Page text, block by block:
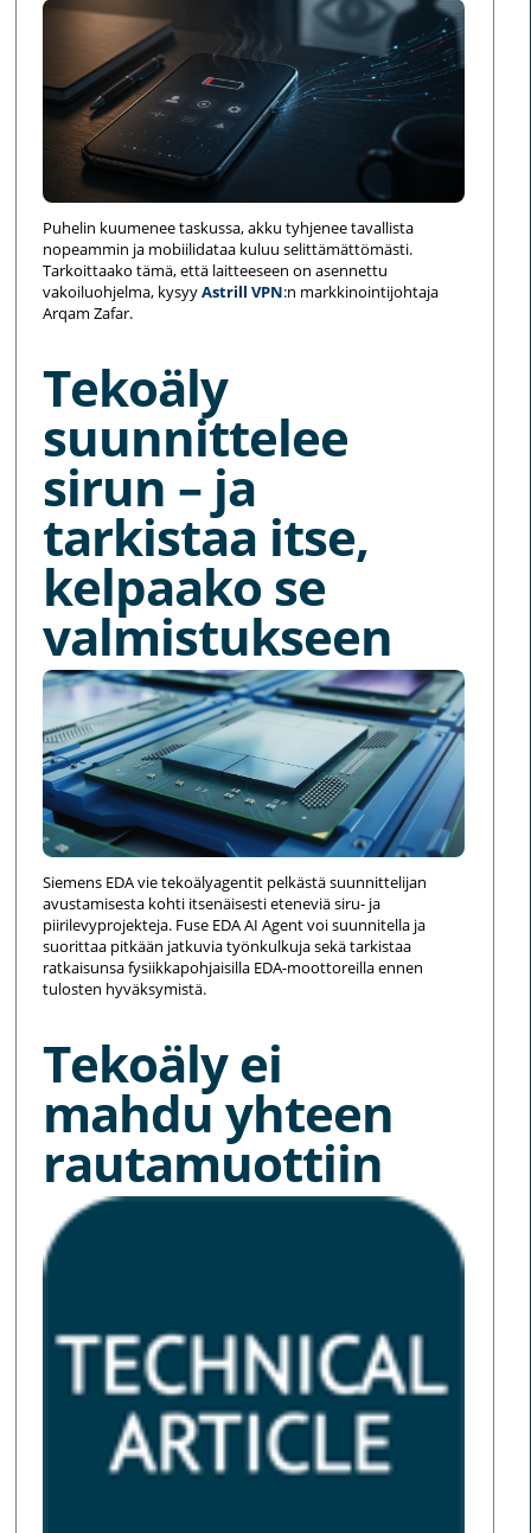
Puhelin kuumenee taskussa, akku tyhjenee tavallista
nopeammin ja mobiilidataa kuluu selittämättömästi.
Tarkoittaako tämä, että laitteeseen on asennettu
vakoiluohjelma, kysyyAstrill VPN:n markkinointijohtaja
Arqam Zafar.
Tekoäly
suunnittelee
sirun – ja
tarkistaa itse,
kelpaako se
valmistukseen
Siemens EDA vie tekoälyagentit pelkästä suunnittelijan
avustamisesta kohti itsenäisesti eteneviä siru- ja
piirilevyprojekteja. Fuse EDA AI Agent voi suunnitella ja
suorittaa pitkään jatkuvia työnkulkuja sekä tarkistaa
ratkaisunsa fysiikkapohjaisilla EDA-moottoreilla ennen
tulosten hyväksymistä.
Tekoäly ei
mahdu yhteen
rautamuottiin